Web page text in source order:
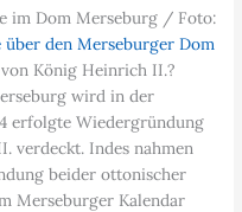
im Dom Merseburg / Foto:
über den Merseburger Dom
König Heinrich II.?
wird in der
erfolgte Wiedergründung
verdeckt. Indes nahmen
beider ottonischer
Merseburger Kalendar